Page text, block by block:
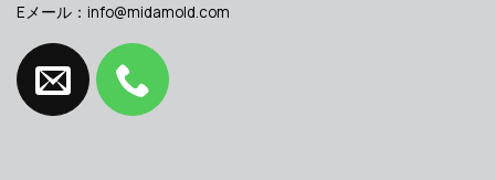
Eメール： info@midamold.com